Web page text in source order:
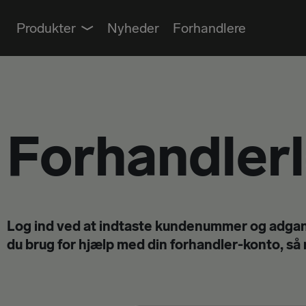
Produkter
VÆRKTØJ
Nyheder Forhandlere
Log ind ved at indtaste kundenummer og
du brug for hjælp med din forhandler-konto, så